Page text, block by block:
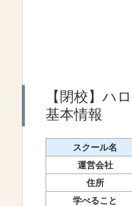
【閉校】ハ
基本情報
スクール名
運営会社
住所
学べること